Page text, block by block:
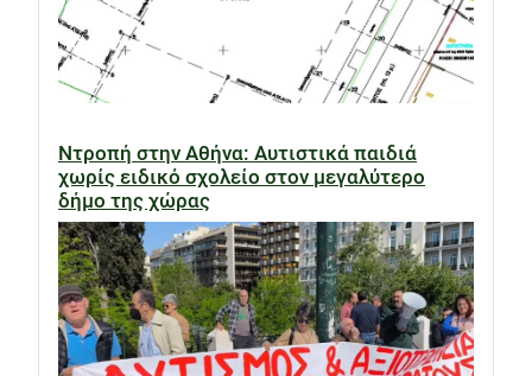
Ντροπή στην Αθήνα: Αυτιστικά παιδιά
χωρίς ειδικό σχολείο στον μεγαλύτερο
δήμο της χώρας